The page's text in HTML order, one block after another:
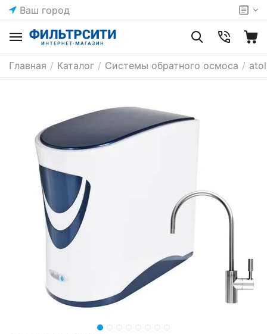
Ваш город
Главная / Каталог / Системы обратного осмоса /